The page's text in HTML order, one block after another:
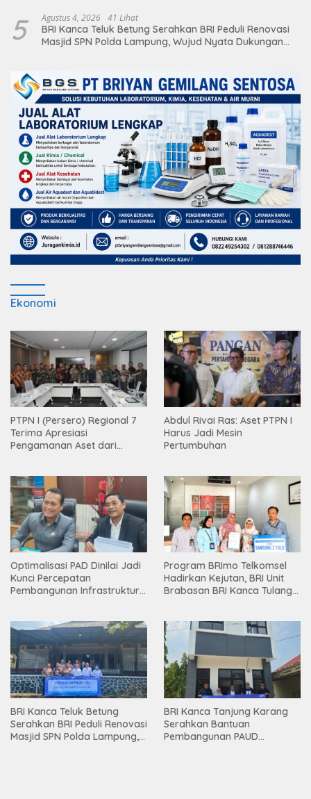
5 Agustus 4, 2026 41 Lihat
BRI Kanca Teluk Betung Serahkan BRI Peduli Renovasi
Masjid SPN Polda Lampung, Wujud Nyata Dukungan
Ekonomi
PTPN I (Persero) Regional 7
Terima Apresiasi
Pengamanan Aset dari
Abdul Rivai Ras: Aset PTPN I
Harus Jadi Mesin
Pertumbuhan
Optimalisasi PAD Dinilai Jadi
Kunci Percepatan
Pembangunan Infrastruktur
Program BRImo Telkomsel
Hadirkan Kejutan, BRI Unit
Brabasan BRI Kanca Tulang
Mesuji
BRI Kanca Teluk Betung
Serahkan BRI Peduli Renovasi
Masjid SPN Polda Lampung,
BRI Kanca Tanjung Karang
Serahkan Bantuan
Pembangunan PAUD